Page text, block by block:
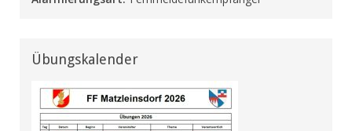
Übungskalender